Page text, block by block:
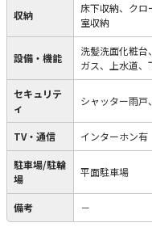
収納
床下収納、クロ
室収納
設備・機能
洗髪洗面化粧
ガス、上水道
セキュリテ
ィ
シャッター雨戸
TV・通信 インターホン有
駐車場/駐輪
場
平面駐車場
備考 －